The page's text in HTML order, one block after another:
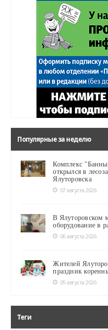
Популярные за неделю
Комплекс
открылся в
Ялуторовска
07 августа 2026
В Ялуторовском
оборудование в
06 августа 2026
Жителей
праздник
05 августа 2026
Теги